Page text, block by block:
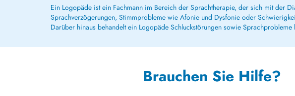
Ein Logopäde ist ein Fachmann im Bereich der Sprachtherapie, der sich mit der
Sprachverzögerungen, Stimmprobleme wie Afonie und Dysfonie oder
Darüber hinaus behandelt ein Logopäde Schluckstörungen sowie
Brauchen Sie Hilfe?